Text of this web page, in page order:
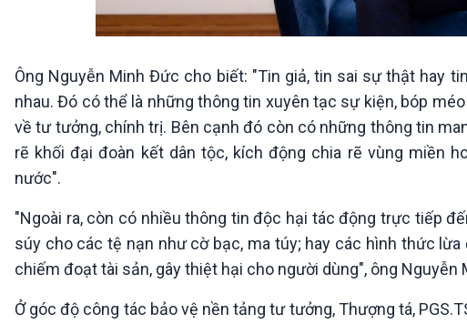
Ông Nguyễn Minh Đức cho biết: "Tin giả, tin sai sự thật hay
nhau. Đó có thể là những thông tin xuyên tạc sự kiện, bóp
về tư tưởng, chính trị. Bên cạnh đó còn có những thông tin
rẽ khối đại đoàn kết dân tộc, kích động chia rẽ vùng miền
nước".
"Ngoài ra, còn có nhiều thông tin độc hại tác động trực tiếp
súy cho các tệ nạn như cờ bạc, ma túy; hay các hình thức
chiếm đoạt tài sản, gây thiệt hại cho người dùng", ông
Ở góc độ công tác bảo vệ nền tảng tư tưởng, Thượng tá,